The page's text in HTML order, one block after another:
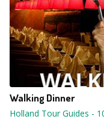
Walking Dinner
Holland Tour Guides -